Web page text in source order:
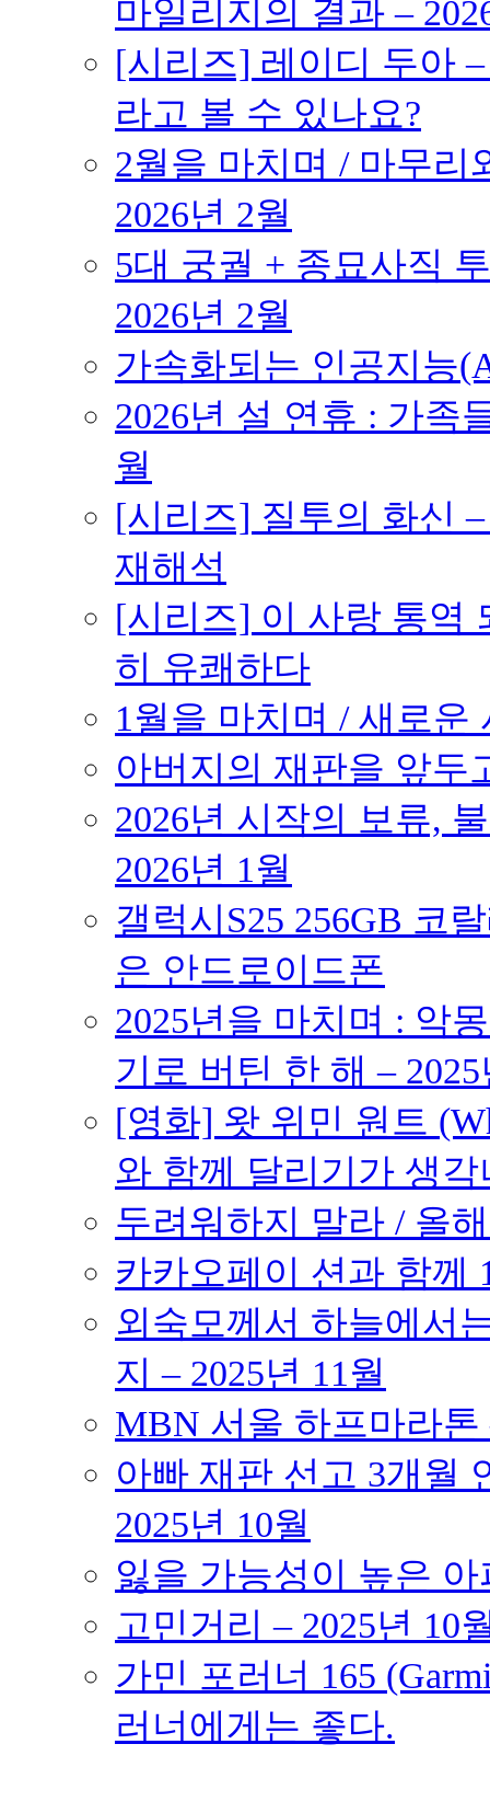
마일리지의 결과 –
[시리즈] 레이디 두아
라고 볼 수 있나요?
2월을 마치며 / 마무리
2026년 2월
5대 궁궐 + 종묘사직
2026년 2월
가속화되는 인공지능
2026년 설 연휴 : 가족
월
[시리즈] 질투의 화신
재해석
[시리즈] 이 사랑 통역
히 유쾌하다
1월을 마치며 / 새로운
아버지의 재판을 앞두
2026년 시작의 보류,
2026년 1월
갤럭시S25 256GB 코
은 안드로이드폰
2025년을 마치며 : 악
기로 버틴 한 해 –
[영화] 왓 위민 원트
와 함께 달리기가 생각
두려워하지 말라 / 올
카카오페이 션과 함께
외숙모께서 하늘에서
지 – 2025년 11월
MBN 서울 하프마라톤
아빠 재판 선고 3개월
2025년 10월
잃을 가능성이 높은
고민거리 – 2025년 10
가민 포러너 165
러너에게는 좋다.